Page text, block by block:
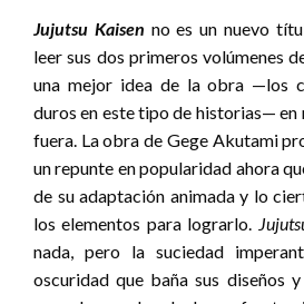
Jujutsu Kaisen no es un nuevo
leer sus dos primeros volúmenes
una mejor idea de la obra —los
duros en este tipo de historias— en
fuera. La obra de Gege Akutami
un repunte en popularidad ahora
de su adaptación animada y lo
los elementos para lograrlo.
nada, pero la suciedad
oscuridad que baña sus diseños